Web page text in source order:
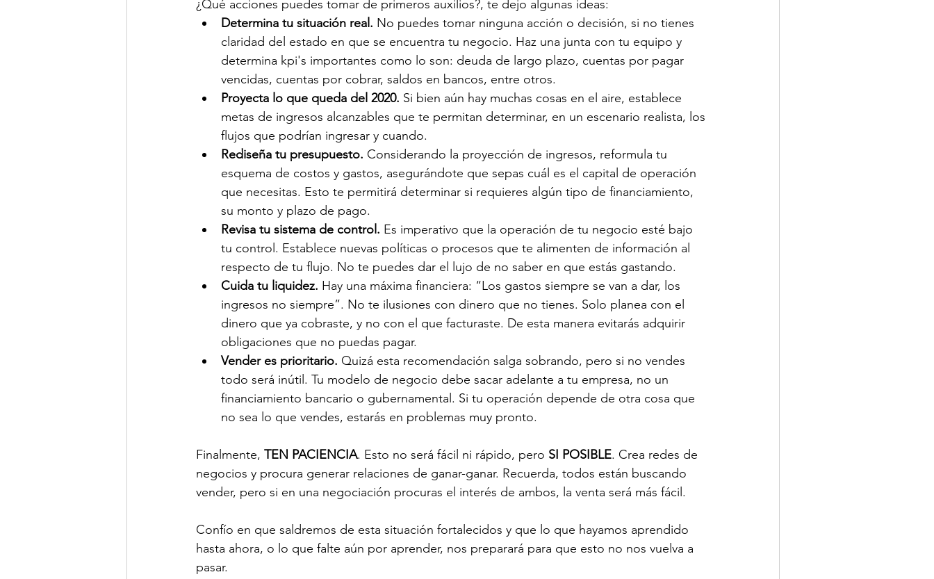
¿Qué acciones puedes tomar de primeros auxilios?, te dejo algunas ideas:
Determina tu situación real. No puedes tomar ninguna acción o decisión, si no tienes
claridad del estado en que se encuentra tu negocio. Haz una junta con tu equipo y
determina kpi's importantes como lo son: deuda de largo plazo, cuentas por pagar
vencidas, cuentas por cobrar, saldos en bancos, entre otros.
Proyecta lo que queda del 2020. Si bien aún hay muchas cosas en el aire, establece
metas de ingresos alcanzables que te permitan determinar, en un escenario realista, los
flujos que podrían ingresar y cuando.
Rediseña tu presupuesto. Considerando la proyección de ingresos, reformula tu
esquema de costos y gastos, asegurándote que sepas cuál es el capital de operación
que necesitas. Esto te permitirá determinar si requieres algún tipo de financiamiento,
su monto y plazo de pago.
Revisa tu sistema de control. Es imperativo que la operación de tu negocio esté bajo
tu control. Establece nuevas políticas o procesos que te alimenten de información al
respecto de tu flujo. No te puedes dar el lujo de no saber en que estás gastando.
Cuida tu liquidez. Hay una máxima financiera: “Los gastos siempre se van a dar, los
ingresos no siempre”. No te ilusiones con dinero que no tienes. Solo planea con el
dinero que ya cobraste, y no con el que facturaste. De esta manera evitarás adquirir
obligaciones que no puedas pagar.
Vender es prioritario. Quizá esta recomendación salga sobrando, pero si no vendes
todo será inútil. Tu modelo de negocio debe sacar adelante a tu empresa, no un
financiamiento bancario o gubernamental. Si tu operación depende de otra cosa que
no sea lo que vendes, estarás en problemas muy pronto.
Finalmente, TEN PACIENCIA. Esto no será fácil ni rápido, pero SI POSIBLE. Crea redes de
negocios y procura generar relaciones de ganar-ganar. Recuerda, todos están buscando
vender, pero si en una negociación procuras el interés de ambos, la venta será más fácil.
Confío en que saldremos de esta situación fortalecidos y que lo que hayamos aprendido
hasta ahora, o lo que falte aún por aprender, nos preparará para que esto no nos vuelva a
pasar.